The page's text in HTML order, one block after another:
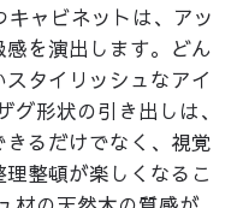
ャビネットは、アッ
を演出します。どん
タイリッシュなアイ
形状の引き出しは、
るだけでなく、視覚
整頓が楽しくなるこ